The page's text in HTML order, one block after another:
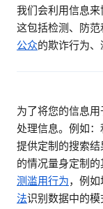
我们会利用信息
这包括检测、防
公众的欺诈行为、
为了将您的信息
处理信息。例如
提供定制的搜索
的情况量身定制
测滥用行为，例
法识别数据中的